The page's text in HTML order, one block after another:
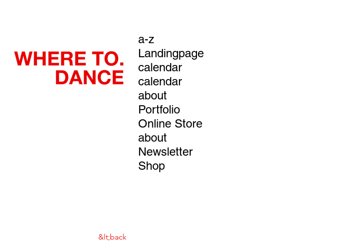
a-z
Landingpage
calendar
calendar
about
Portfolio
Online Store
about
Newsletter
Shop
&lt;back